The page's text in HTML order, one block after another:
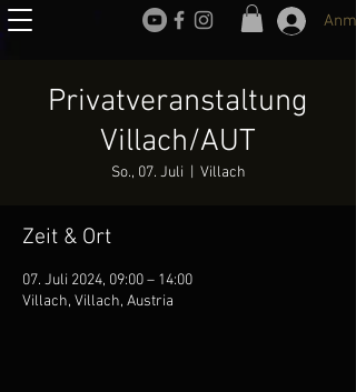
Privatveranstaltung
Villach/AUT
So., 07. Juli Villach
Zeit & Ort
07. Juli 2024, 09:00 – 14:00
Villach, Villach, Austria